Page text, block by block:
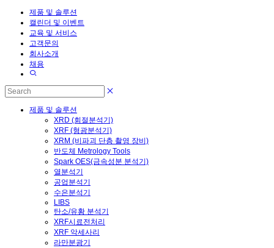
제품 및 솔루션
캘린더 및 이벤트
교육 및 서비스
고객문의
회사소개
채용
제품 및 솔루션
XRD (회절분석기)
XRF (형광분석기)
XRM (비파괴 단층 촬영 장비)
반도체 Metrology Tools
Spark OES(금속성분 분석기)
열분석기
공업분석기
수은분석기
LIBS
탄소/유황 분석기
XRF시료전처리
XRF 악세사리
라만분광기